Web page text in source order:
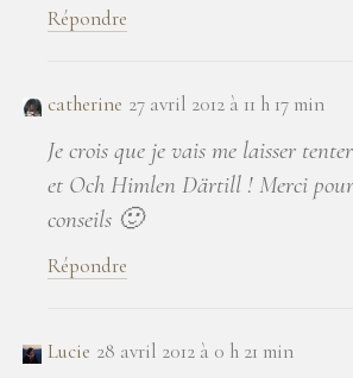
Répondre
catherine 27 avril 2012 à 11 h 17 min
Je crois que je vais me laisser
et Och Himlen Därtill ! Merci
conseils 🙂
Répondre
Lucie 28 avril 2012 à 0 h 21 min